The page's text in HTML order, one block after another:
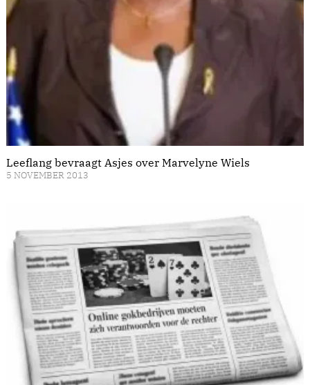
Leeflang bevraagt Asjes over Marvelyne Wiels
5 NOVEMBER 2013